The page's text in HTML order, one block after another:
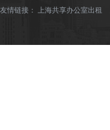
友情链接： 上海共享办公室出租